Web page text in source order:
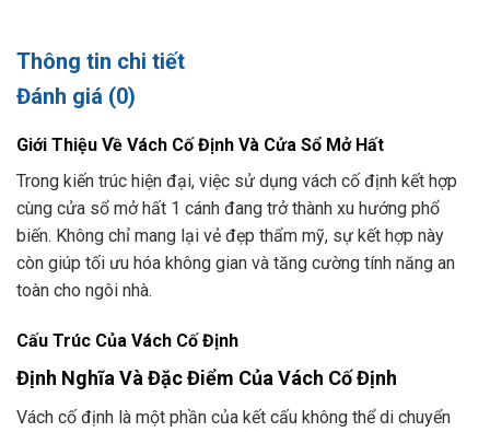
Thông tin chi tiết
Đánh giá (0)
Giới Thiệu Về Vách Cố Định Và Cửa Sổ Mở Hất
Trong kiến trúc hiện đại, việc sử dụng vách cố định kết hợp
cùng cửa sổ mở hất 1 cánh đang trở thành xu hướng phổ
biến. Không chỉ mang lại vẻ đẹp thẩm mỹ, sự kết hợp này
còn giúp tối ưu hóa không gian và tăng cường tính năng an
toàn cho ngôi nhà.
Cấu Trúc Của Vách Cố Định
Định Nghĩa Và Đặc Điểm Của Vách Cố Định
Vách cố định là một phần của kết cấu không thể di chuyển